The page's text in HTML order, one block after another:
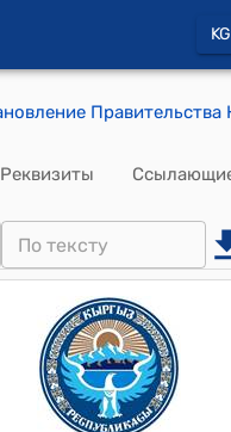
KG
Реквизиты